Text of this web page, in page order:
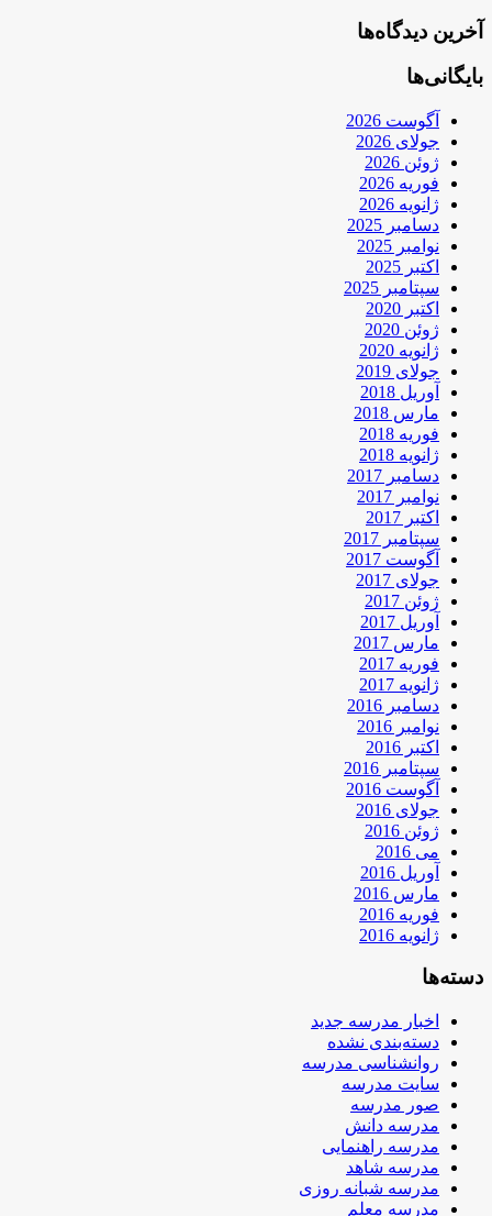
آخرین دیدگاه‌ها
بایگانی‌ها
آگوست 2026
جولای 2026
ژوئن 2026
فوریه 2026
ژانویه 2026
دسامبر 2025
نوامبر 2025
اکتبر 2025
سپتامبر 2025
اکتبر 2020
ژوئن 2020
ژانویه 2020
جولای 2019
آوریل 2018
مارس 2018
فوریه 2018
ژانویه 2018
دسامبر 2017
نوامبر 2017
اکتبر 2017
سپتامبر 2017
آگوست 2017
جولای 2017
ژوئن 2017
آوریل 2017
مارس 2017
فوریه 2017
ژانویه 2017
دسامبر 2016
نوامبر 2016
اکتبر 2016
سپتامبر 2016
آگوست 2016
جولای 2016
ژوئن 2016
می 2016
آوریل 2016
مارس 2016
فوریه 2016
ژانویه 2016
دسته‌ها
اخبار مدرسه جدید
دسته‌بندی نشده
روانشناسی مدرسه
سایت مدرسه
صور مدرسه
مدرسه دانش
مدرسه راهنمایی
مدرسه شاهد
مدرسه شبانه روزی
مدرسه معلم